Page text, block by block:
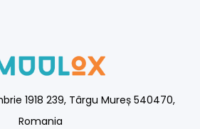
1918 239, Târgu Mureș 540470,
Romania